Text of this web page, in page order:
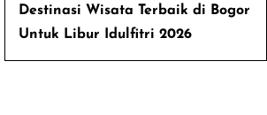
Destinasi Wisata Terbaik di Bogor
Untuk Libur Idulfitri 2026